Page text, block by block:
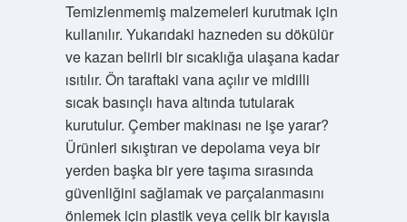
Temizlenmemiş malzemeleri kurutmak için
kullanılır. Yukarıdaki hazneden su dökülür
ve kazan belirli bir sıcaklığa ulaşana kadar
ısıtılır. Ön taraftaki vana açılır ve midilli
sıcak basınçlı hava altında tutularak
kurutulur. Çember makinası ne işe yarar?
Ürünleri sıkıştıran ve depolama veya bir
yerden başka bir yere taşıma sırasında
güvenliğini sağlamak ve parçalanmasını
önlemek için plastik veya çelik bir kayışla